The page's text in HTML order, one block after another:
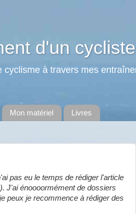
d'un cycliste
à travers mes
Mon matériel Livres
pas eu le temps de rédiger l'article
J'ai énoooormément de dossiers
peux je recommence à rédiger des